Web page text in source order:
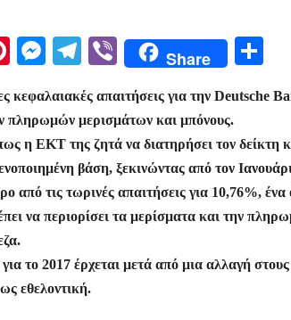
Pi
er
e
st
M
s
s
e
n
g
er
T
e
gr
a
m
Vi
b
er
Share
ρ
α
σ
τε
ίτ
κεφαλαιακές απαιτήσεις για την Deutsche
πληρωμών μερισμάτων και μπόνους.
η ΕΚΤ της ζητά να διατηρήσει τον δείκτη
βάση, ξεκινώντας από τον
από τις τωρινές απαιτήσεις για 10,76%,
να περιορίσει τα μερίσματα και την
το 2017 έρχεται μετά από μια αλλαγή
εθελοντική.